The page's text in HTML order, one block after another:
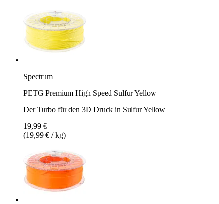
Spectrum
PETG Premium High Speed Sulfur Yellow
Der Turbo für den 3D Druck in Sulfur Yellow
19,99 €
(19,99 € / kg)